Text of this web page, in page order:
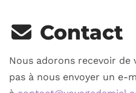
Contact
Nous adorons recevoir de
pas à nous envoyer un e-